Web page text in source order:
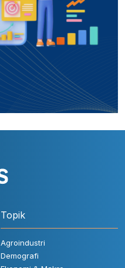
Topik
Agroindustri
Demografi